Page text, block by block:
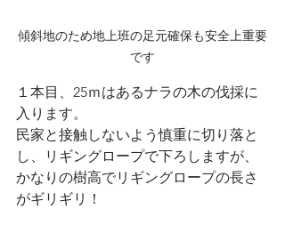
傾斜地のため地上班の足元確保も安全上重要
です
１本目、25ｍはあるナラの木の伐採に
入ります。
民家と接触しないよう慎重に切り落と
し、リギングロープで下ろしますが、
かなりの樹高でリギングロープの長さ
がギリギリ！